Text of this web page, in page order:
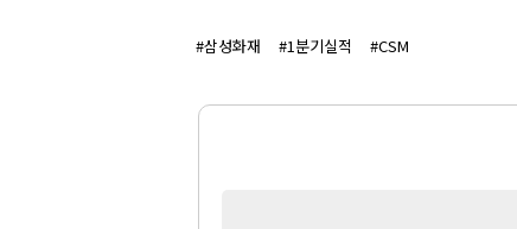
#삼성화재 #1분기실적 #CSM